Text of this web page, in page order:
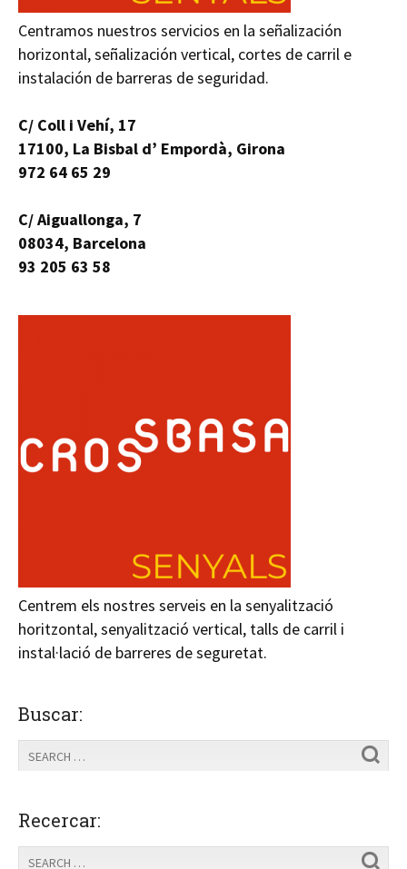
Centramos nuestros servicios en la señalización
horizontal, señalización vertical, cortes de carril e
instalación de barreras de seguridad.
C/ Coll i Vehí, 17
17100, La Bisbal d’ Empordà, Girona
972 64 65 29
C/ Aiguallonga, 7
08034, Barcelona
93 205 63 58
Centrem els nostres serveis en la senyalització
horitzontal, senyalització vertical, talls de carril i
instal·lació de barreres de seguretat.
Buscar:
Recercar: